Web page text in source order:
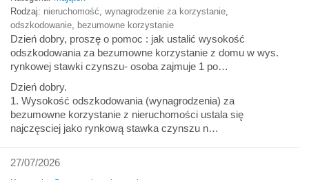
Rodzaj: nieruchomość wynagrodzenie za korzystanie
odszkodowanie bezumowne korzystanie
Dzień dobry, proszę o pomoc : jak ustalić wysokość
odszkodowania za bezumowne korzystanie z domu w wys.
rynkowej stawki czynszu- osoba zajmuje 1 po…
Dzień dobry.
1. Wysokość odszkodowania (wynagrodzenia) za
bezumowne korzystanie z nieruchomości ustala się
najczęsciej jako rynkową stawka czynszu n…
27/07/2026